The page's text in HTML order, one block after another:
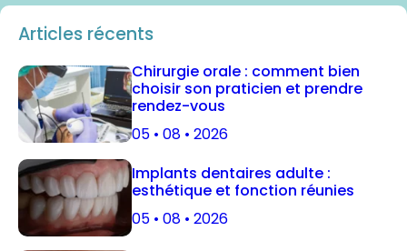
Articles récents
Chirurgie orale : comment bien
choisir son praticien et prendre
rendez-vous
05 • 08 • 2026
Implants dentaires adulte :
esthétique et fonction réunies
05 • 08 • 2026